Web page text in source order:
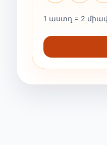
1 աստղ = 2